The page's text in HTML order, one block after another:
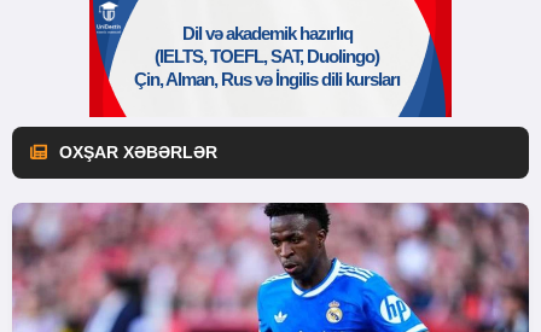
OXŞAR XƏBƏRLƏR